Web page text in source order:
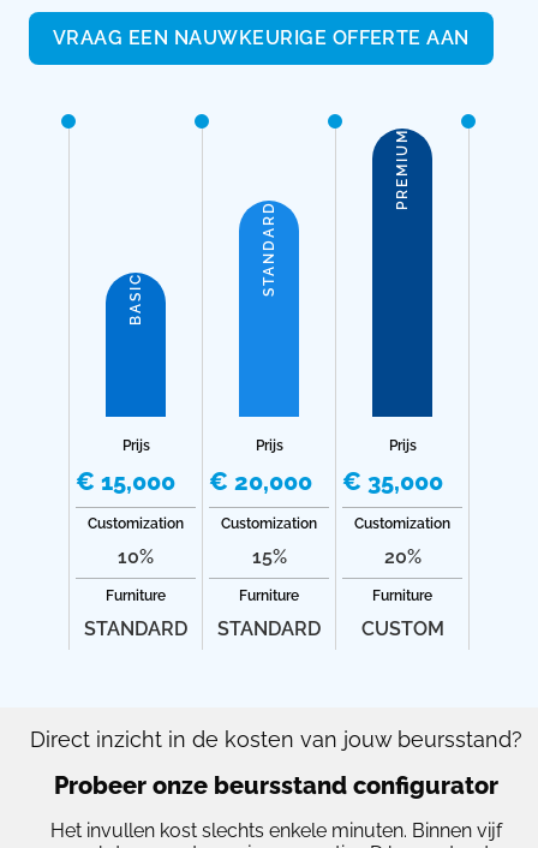
VRAAG EEN NAUWKEURIGE OFFERTE AAN
BASIC
Prijs
€ 15,000
Customization
10%
Furniture
STANDARD
STANDARD
Prijs
€ 20,000
Customization
15%
Furniture
STANDARD
PREMIUM
Prijs
€ 35,000
Customization
20%
Furniture
CUSTOM
Direct inzicht in de kosten van jouw beursstand?
Probeer onze beursstand configurator
Het invullen kost slechts enkele minuten. Binnen vijf